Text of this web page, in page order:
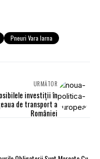
Pneuri Vara Iarna
URMĂTOR
investiţii în
de transport a
României